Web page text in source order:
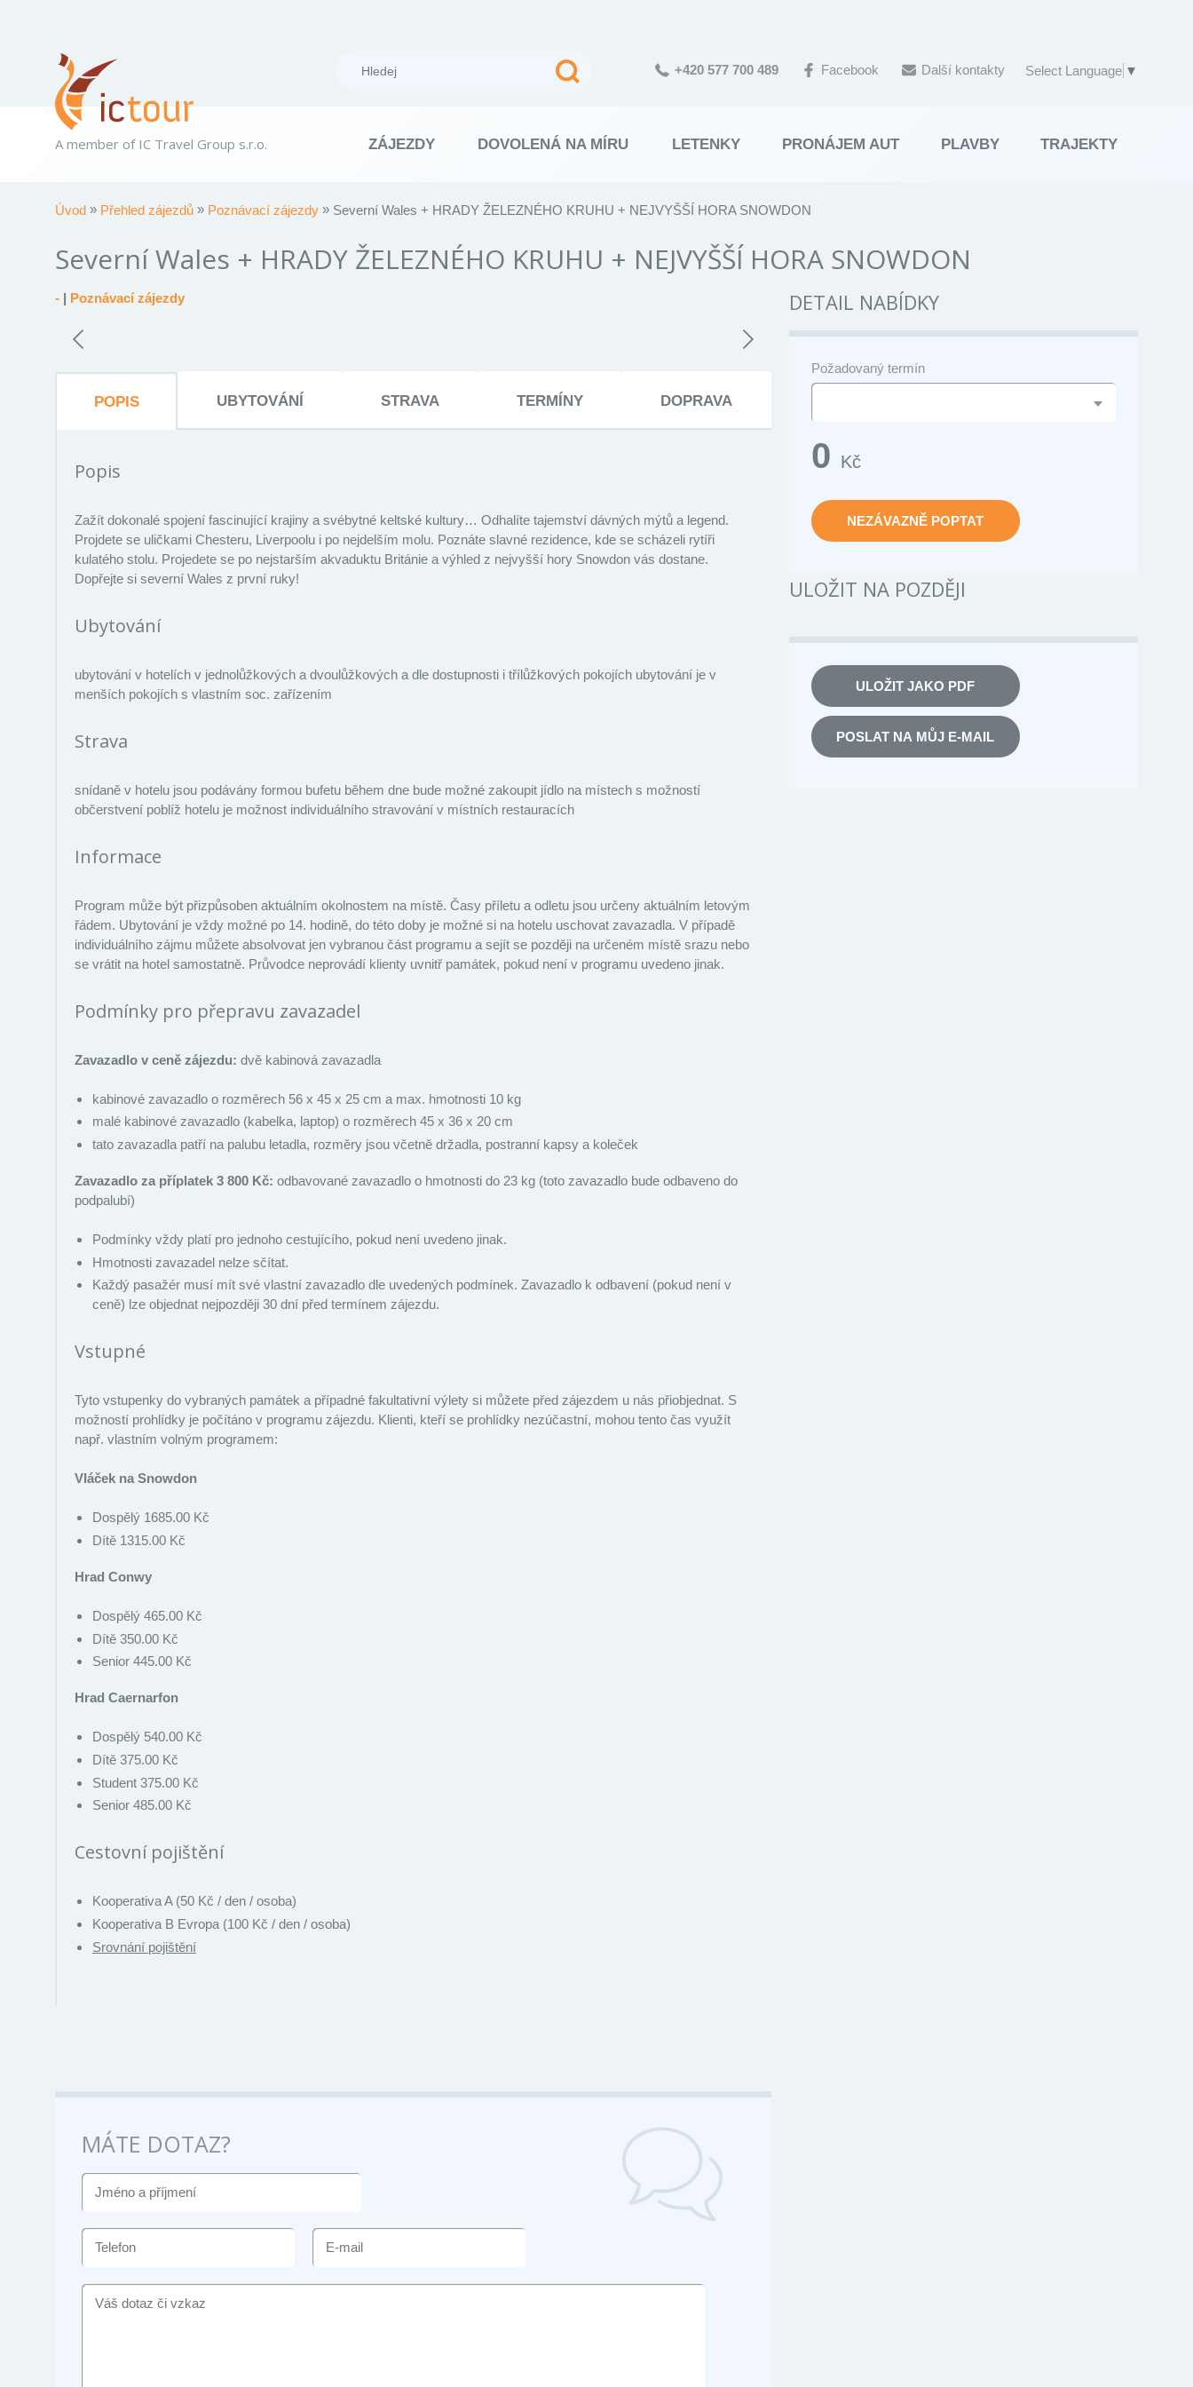
A member of IC Travel Group s.r.o. ZÁJEZDY DOVOLENÁ NA MÍRU LETENKY PRONÁJEM AUT PLAVBY TRAJEKTY
+420 577 700 489 Facebook Další kontakty Select Language ▼
Úvod Přehled zájezdů Poznávací zájezdy Severní Wales + HRADY ŽELEZNÉHO KRUHU + NEJVYŠŠÍ HORA SNOWDON
Severní Wales + HRADY ŽELEZNÉHO KRUHU + NEJVYŠŠÍ HORA SNOWDON
- | Poznávací zájezdy
POPIS UBYTOVÁNÍ STRAVA TERMÍNY DOPRAVA
Popis
Zažít dokonalé spojení fascinující krajiny a svébytné keltské kultury… Odhalíte tajemství dávných mýtů a legend.
Projdete se uličkami Chesteru, Liverpoolu i po nejdelším molu. Poznáte slavné rezidence, kde se scházeli rytíři
kulatého stolu. Projedete se po nejstarším akvaduktu Británie a výhled z nejvyšší hory Snowdon vás dostane.
Dopřejte si severní Wales z první ruky!
Ubytování
ubytování v hotelích v jednolůžkových a dvoulůžkových a dle dostupnosti i třílůžkových pokojích ubytování je v
menších pokojích s vlastním soc. zařízením
Strava
snídaně v hotelu jsou podávány formou bufetu během dne bude možné zakoupit jídlo na místech s možností
občerstvení poblíž hotelu je možnost individuálního stravování v místních restauracích
Informace
Program může být přizpůsoben aktuálním okolnostem na místě. Časy příletu a odletu jsou určeny aktuálním letovým
řádem. Ubytování je vždy možné po 14. hodině, do této doby je možné si na hotelu uschovat zavazadla. V případě
individuálního zájmu můžete absolvovat jen vybranou část programu a sejít se později na určeném místě srazu nebo
se vrátit na hotel samostatně. Průvodce neprovádí klienty uvnitř památek, pokud není v programu uvedeno jinak.
Podmínky pro přepravu zavazadel
Zavazadlo v ceně zájezdu: dvě kabinová zavazadla
kabinové zavazadlo o rozměrech 56 x 45 x 25 cm a max. hmotnosti 10 kg
malé kabinové zavazadlo (kabelka, laptop) o rozměrech 45 x 36 x 20 cm
tato zavazadla patří na palubu letadla, rozměry jsou včetně držadla, postranní kapsy a koleček
Zavazadlo za příplatek 3 800 Kč: odbavované zavazadlo o hmotnosti do 23 kg (toto zavazadlo bude odbaveno do
podpalubí)
Podmínky vždy platí pro jednoho cestujícího, pokud není uvedeno jinak.
Hmotnosti zavazadel nelze sčítat.
Každý pasažér musí mít své vlastní zavazadlo dle uvedených podmínek. Zavazadlo k odbavení (pokud není v
ceně) lze objednat nejpozději 30 dní před termínem zájezdu.
Vstupné
Tyto vstupenky do vybraných památek a případné fakultativní výlety si můžete před zájezdem u nás přiobjednat. S
možností prohlídky je počítáno v programu zájezdu. Klienti, kteří se prohlídky nezúčastní, mohou tento čas využít
např. vlastním volným programem:
Vláček na Snowdon
Dospělý 1685.00 Kč
Dítě 1315.00 Kč
Hrad Conwy
Dospělý 465.00 Kč
Dítě 350.00 Kč
Senior 445.00 Kč
Hrad Caernarfon
Dospělý 540.00 Kč
Dítě 375.00 Kč
Student 375.00 Kč
Senior 485.00 Kč
Cestovní pojištění
Kooperativa A (50 Kč / den / osoba)
Kooperativa B Evropa (100 Kč / den / osoba)
Srovnání pojištění
MÁTE DOTAZ?
JMÉNO
PŘÍJMENÍ
TELEFON
E-
VÁŠ
DETAIL NABÍDKY
Požadovaný termín
0 Kč
NEZÁVAZNĚ POPTAT
ULOŽIT NA POZDĚJI
ULOŽIT JAKO PDF
POSLAT NA MŮJ E-MAIL